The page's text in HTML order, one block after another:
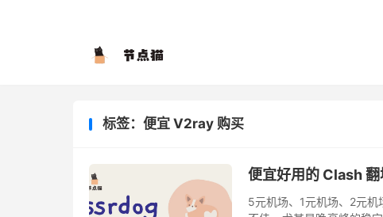
标签：便宜 V2ray 购买
便宜好用的 Clash
5元机场、1元机场、2元